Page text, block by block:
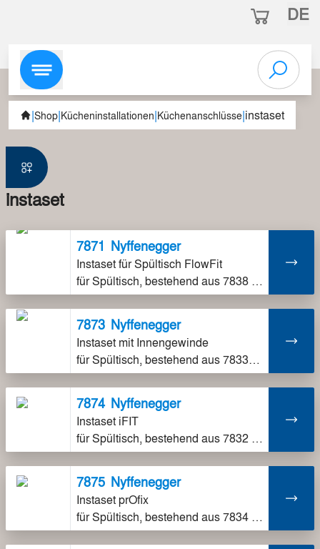
DE
|Shop|Kücheninstallationen|Küchenanschlüsse|instaset
instaset
7871 Nyffenegger
Instaset für Spültisch FlowFit
für Spültisch, bestehend aus 7838 und 7868, ohne Klemmverschraubungen, fix auf Installationshalter montiert, inklusive Schalldämmung
7873 Nyffenegger
Instaset mit Innengewinde
für Spültisch, bestehend aus 7833-1 und 7863-1, ohne Klemmverschraubungen, fix auf Installationshalter montiert, inklusive Schalldämmung
7874 Nyffenegger
Instaset iFIT
für Spültisch, bestehend aus 7832 und 7862, ohne Klemmverschraubungen, fix auf Installationshalter montiert, inklusive Schalldämmung
7875 Nyffenegger
Instaset prOfix
für Spültisch, bestehend aus 7834 und 7861, ohne Klemmverschraubungen, fix auf Installationshalter montiert, inklusive Schalldämmung